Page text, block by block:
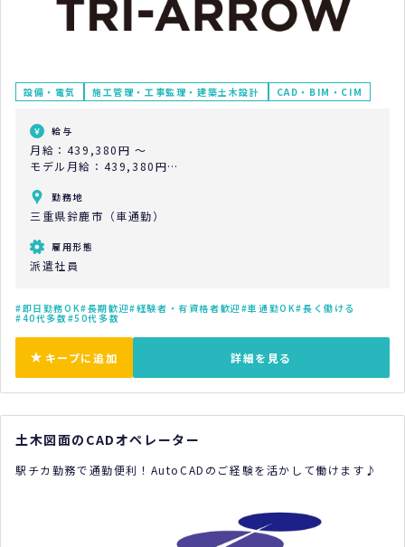
設備・電気 施工管理・工事監理・建築土木設計 CAD・BIM・CIM
給与
月給：439,380円 ～
モデル月給：439,380円
勤務地
三重県鈴鹿市（車通勤）
雇用形態
派遣社員
即日勤務OK 長期歓迎 経験者・有資格者歓迎 車通勤OK 長く働ける
40代多数 50代多数
キープに追加 詳細を見る
土木図面のCADオペレーター
駅チカ勤務で通勤便利！AutoCADのご経験を活かして働けます♪